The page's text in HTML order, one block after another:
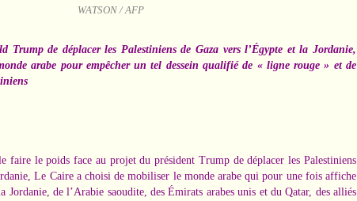
WATSON / AFP
Trump de déplacer les Palestiniens de Gaza vers l’Égypte et la Jordanie,
arabe pour empêcher un tel dessein qualifié de « ligne rouge » et de
faire le poids face au projet du président Trump de déplacer les Palestiniens
Le Caire a choisi de mobiliser le monde arabe qui pour une fois affiche
Jordanie, de l’Arabie saoudite, des Émirats arabes unis et du Qatar, des alliés